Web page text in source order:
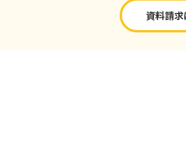
資料請